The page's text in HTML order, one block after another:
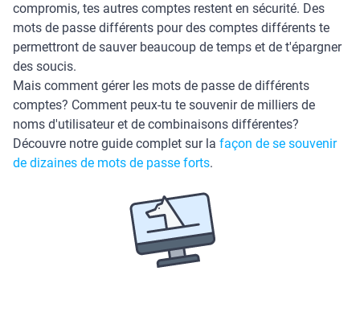
compromis, tes autres comptes restent en sécurité. Des
mots de passe différents pour des comptes différents te
permettront de sauver beaucoup de temps et de t'épargner
des soucis.
Mais comment gérer les mots de passe de différents
comptes? Comment peux-tu te souvenir de milliers de
noms d'utilisateur et de combinaisons différentes?
Découvre notre guide complet sur la façon de se souvenir
de dizaines de mots de passe forts.